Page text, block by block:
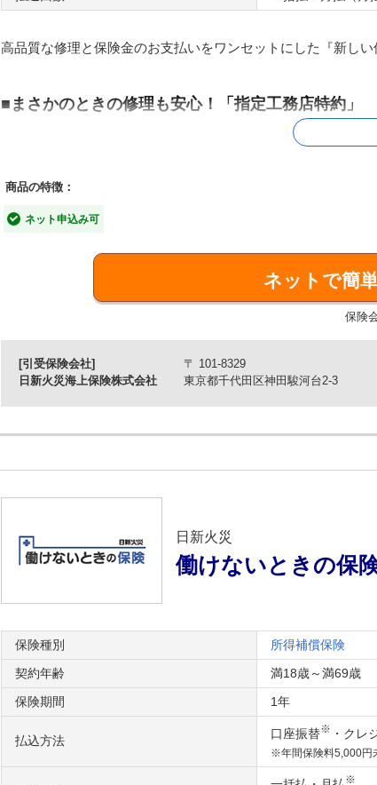
高品質な修理と保険金のお支払いをワンセットにした『新し
■まさかのときの修理も安心！「指定工務店特約」
万が一の事故により建物が損害を受けたとき、日新火災がご
■必要な補償に絞って保険料を節約！さらに各種割引
お客さまのニーズにあった補償で保険料を節約することがで
■充実の付帯サービス！
すまいと暮らしにかかわる急な「こまった」を24時間・365日
リフォームの相談サービスや長期優良住宅の維持保全サポー
※「お家(うち)ドクター火災保険Web」は、すまいの保険のペットネームです。
商品の特徴：
ネット申込み可
ネットで簡単
保険
[引受保険会社]
日新火災海上保険株式会社
〒 101-8329
東京都千代田区神田駿河台2-3
日新火災
働けないときの保
保険種別
所得補償保険
契約年齢
満18歳～満69歳
保険期間
1年
払込方法
口座振替※ ・クレ
※年間保険料5,000円
※